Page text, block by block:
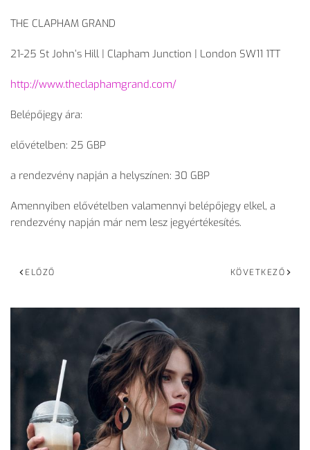
THE CLAPHAM GRAND
21-25 St John’s Hill | Clapham Junction | London SW11 1TT
http://www.theclaphamgrand.com/
Belépőjegy ára:
elővételben: 25 GBP
a rendezvény napján a helyszínen: 30 GBP
Amennyiben elővételben valamennyi belépőjegy elkel, a
rendezvény napján már nem lesz jegyértékesítés.
ELŐZŐ KÖVETKEZŐ